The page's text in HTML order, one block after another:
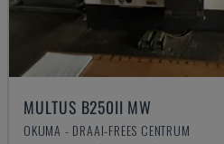
MULTUS B250II MW
OKUMA - DRAAI-FREES CENTRUM